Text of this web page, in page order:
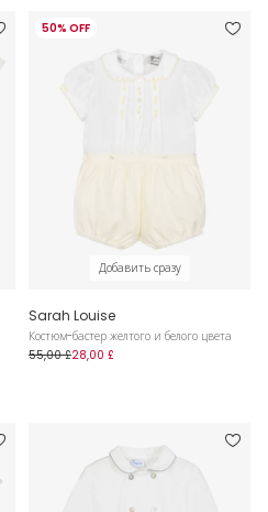
50% OFF
Добавить сразу
Sarah Louise
Костюм-бастер желтого и белого цвета
55,00 £28,00 £